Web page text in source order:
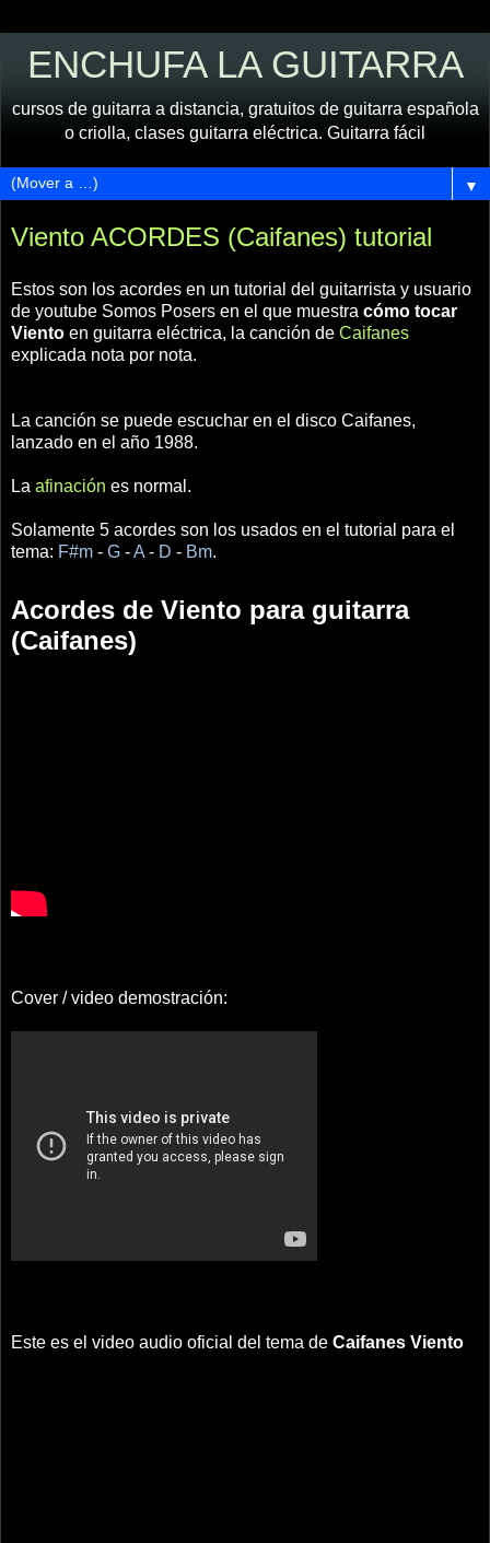
ENCHUFA LA GUITARRA
cursos de guitarra a distancia, gratuitos de guitarra española
o criolla, clases guitarra eléctrica. Guitarra fácil
▼
Viento ACORDES (Caifanes) tutorial
Estos son los acordes en un tutorial del guitarrista y usuario
de youtube Somos Posers en el que muestra cómo tocar
Viento en guitarra eléctrica, la canción de Caifanes
explicada nota por nota.
La canción se puede escuchar en el disco Caifanes,
lanzado en el año 1988.
La afinación es normal.
Solamente 5 acordes son los usados en el tutorial para el
tema: F#m - G -A - D - Bm.
Acordes de Viento para guitarra
(Caifanes)
Cover / video demostración:
Este es el video audio oficial del tema de Caifanes Viento